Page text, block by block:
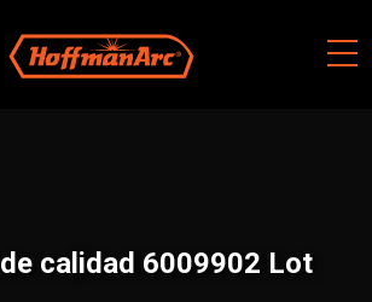
calidad 6009902 Lot